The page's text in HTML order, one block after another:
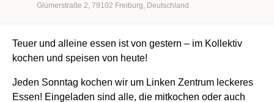
Glümerstraße 2 79102 Freiburg Deutschland
Teuer und alleine essen ist von gestern – im Kollektiv
kochen und speisen von heute!
Jeden Sonntag kochen wir um Linken Zentrum leckeres
Essen! Eingeladen sind alle, die mitkochen oder auch